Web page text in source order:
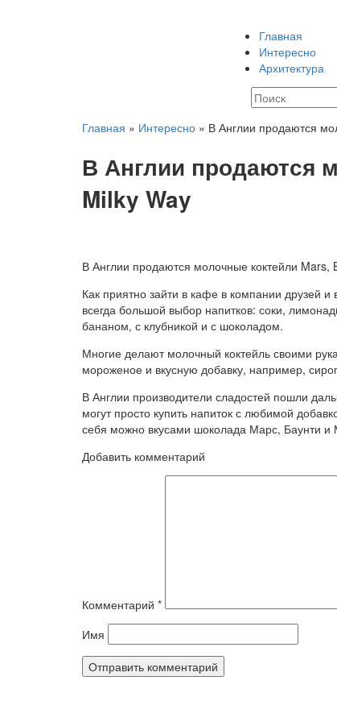
Главная
Интересно
Архитектура
Главная » Интересно » В Англии продаются
В Англии продаются
Milky Way
В Англии продаются молочные коктейли Mars,
Как приятно зайти в кафе в компании друзей
всегда большой выбор напитков: соки,
бананом, с клубникой и с шоколадом.
Многие делают молочный коктейль своими
мороженое и вкусную добавку, например,
В Англии производители сладостей пошли
могут просто купить напиток с любимой
себя можно вкусами шоколада Марс, Баунти и
Добавить комментарий
Комментарий *
Имя